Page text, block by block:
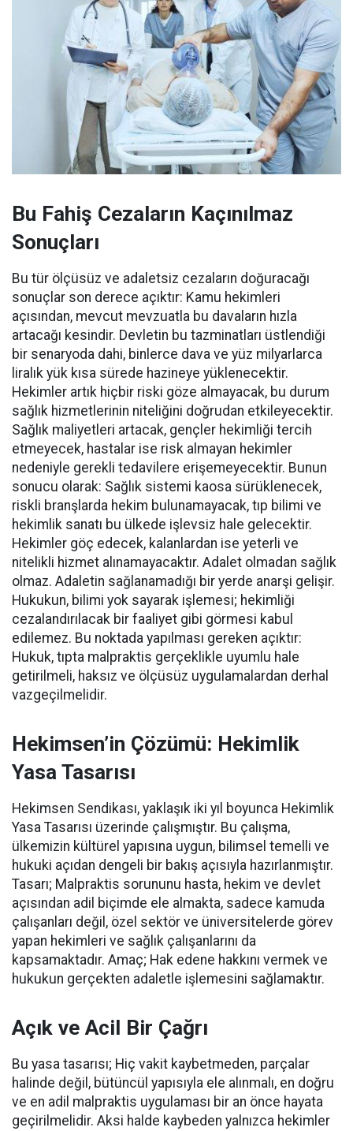
Bu Fahiş Cezaların Kaçınılmaz
Sonuçları
Bu tür ölçüsüz ve adaletsiz cezaların doğuracağı
sonuçlar son derece açıktır: Kamu hekimleri
açısından, mevcut mevzuatla bu davaların hızla
artacağı kesindir. Devletin bu tazminatları üstlendiği
bir senaryoda dahi, binlerce dava ve yüz milyarlarca
liralık yük kısa sürede hazineye yüklenecektir.
Hekimler artık hiçbir riski göze almayacak, bu durum
sağlık hizmetlerinin niteliğini doğrudan etkileyecektir.
Sağlık maliyetleri artacak, gençler hekimliği tercih
etmeyecek, hastalar ise risk almayan hekimler
nedeniyle gerekli tedavilere erişemeyecektir. Bunun
sonucu olarak: Sağlık sistemi kaosa sürüklenecek,
riskli branşlarda hekim bulunamayacak, tıp bilimi ve
hekimlik sanatı bu ülkede işlevsiz hale gelecektir.
Hekimler göç edecek, kalanlardan ise yeterli ve
nitelikli hizmet alınamayacaktır. Adalet olmadan sağlık
olmaz. Adaletin sağlanamadığı bir yerde anarşi gelişir.
Hukukun, bilimi yok sayarak işlemesi; hekimliği
cezalandırılacak bir faaliyet gibi görmesi kabul
edilemez. Bu noktada yapılması gereken açıktır:
Hukuk, tıpta malpraktis gerçeklikle uyumlu hale
getirilmeli, haksız ve ölçüsüz uygulamalardan derhal
vazgeçilmelidir.
Hekimsen’in Çözümü: Hekimlik
Yasa Tasarısı
Hekimsen Sendikası, yaklaşık iki yıl boyunca Hekimlik
Yasa Tasarısı üzerinde çalışmıştır. Bu çalışma,
ülkemizin kültürel yapısına uygun, bilimsel temelli ve
hukuki açıdan dengeli bir bakış açısıyla hazırlanmıştır.
Tasarı; Malpraktis sorununu hasta, hekim ve devlet
açısından adil biçimde ele almakta, sadece kamuda
çalışanları değil, özel sektör ve üniversitelerde görev
yapan hekimleri ve sağlık çalışanlarını da
kapsamaktadır. Amaç; Hak edene hakkını vermek ve
hukukun gerçekten adaletle işlemesini sağlamaktır.
Açık ve Acil Bir Çağrı
Bu yasa tasarısı; Hiç vakit kaybetmeden, parçalar
halinde değil, bütüncül yapısıyla ele alınmalı, en doğru
ve en adil malpraktis uygulaması bir an önce hayata
geçirilmelidir. Aksi halde kaybeden yalnızca hekimler